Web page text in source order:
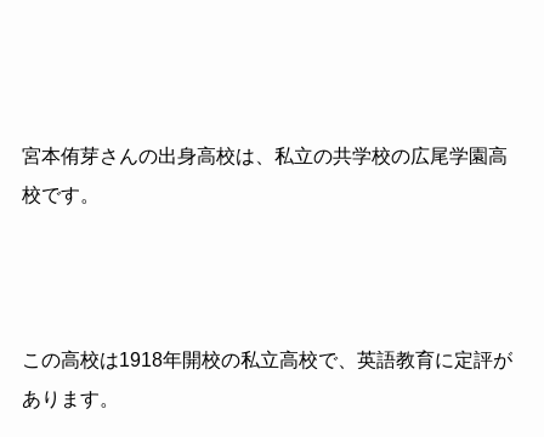
宮本侑芽さんの出身高校は、私立の共学校の広尾学園高
校です。
この高校は1918年開校の私立高校で、英語教育に定評が
あります。